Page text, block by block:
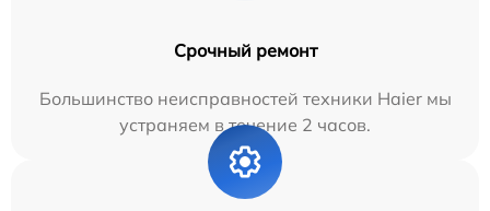
Срочный ремонт
Большинство неисправностей техники Haier мы
устраняем в течение 2 часов.